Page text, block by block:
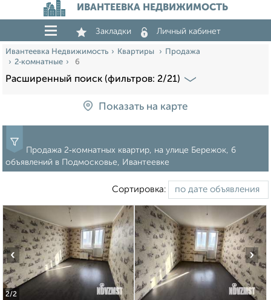
ИВАНТЕЕВКА НЕДВИЖИМОСТЬ
Закладки Личный кабинет
Ивантеевка Недвижимость Квартиры
Продажа
2‑комнатные
6
Расширенный поиск (фильтров: 2/21)
Показать на карте
Продажа 2‑комнатных квартир, на улице Бережок, 6
объявлений в Подмосковье, Ивантеевке
Сортировка:
2/2
‹ ›